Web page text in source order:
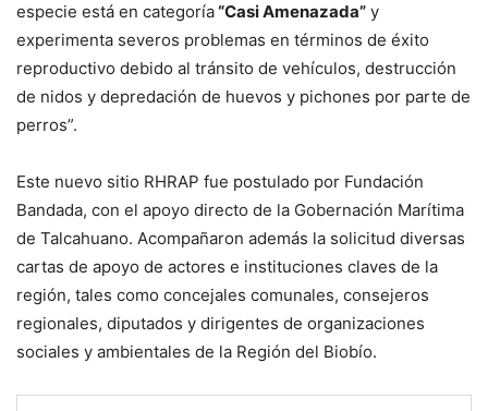
especie está en categoría“Casi Amenazada” y
experimenta severos problemas en términos de éxito
reproductivo debido al tránsito de vehículos, destrucción
de nidos y depredación de huevos y pichones por parte de
perros”.
Este nuevo sitio RHRAP fue postulado por Fundación
Bandada, con el apoyo directo de la Gobernación Marítima
de Talcahuano. Acompañaron además la solicitud diversas
cartas de apoyo de actores e instituciones claves de la
región, tales como concejales comunales, consejeros
regionales, diputados y dirigentes de organizaciones
sociales y ambientales de la Región del Biobío.